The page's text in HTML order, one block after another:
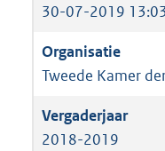
30-07-2019 13:03
Tweede Kamer
2018-2019